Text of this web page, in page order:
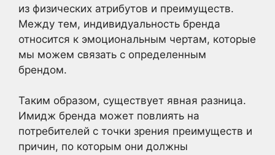
из физических атрибутов и преимуществ.
Между тем, индивидуальность бренда
относится к эмоциональным чертам, которые
мы можем связать с определенным
брендом.
Таким образом, существует явная разница.
Имидж бренда может повлиять на
потребителей с точки зрения преимуществ и
причин, по которым они должны